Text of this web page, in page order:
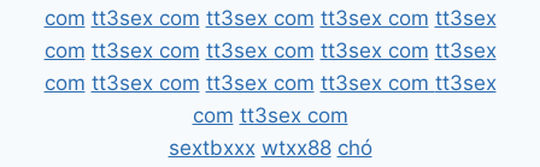
com tt3sex com tt3sex com tt3sex com tt3sex
com tt3sex com tt3sex com tt3sex com tt3sex
com tt3sex com tt3sex com tt3sex com tt3sex
com tt3sex com
sextbxxx wtxx88 chó